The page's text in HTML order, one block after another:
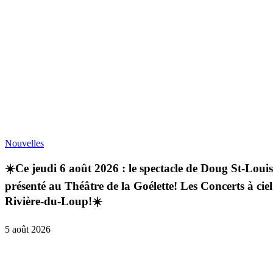
Nouvelles
☀️Ce jeudi 6 août 2026 : le spectacle de Doug St-
présenté au Théâtre de la Goélette! Les Concerts à
Rivière-du-Loup!☀️
5 août 2026